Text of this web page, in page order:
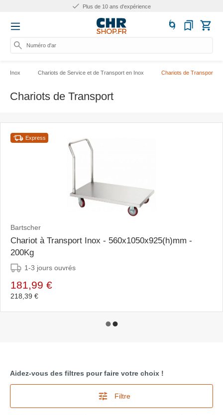
Plus de 10 ans d'expérience
Numéro d'article,
Inox Chariots de Service et de Transport en Inox Chariots de Transport
Chariots de Transport
Express
Bartscher
Chariot à Transport Inox - 560x1050x925(h)mm -
200Kg
1-3 jours ouvrés
181,99 €
218,39 €
Aidez-vous des filtres pour faire votre choix !
Filtre